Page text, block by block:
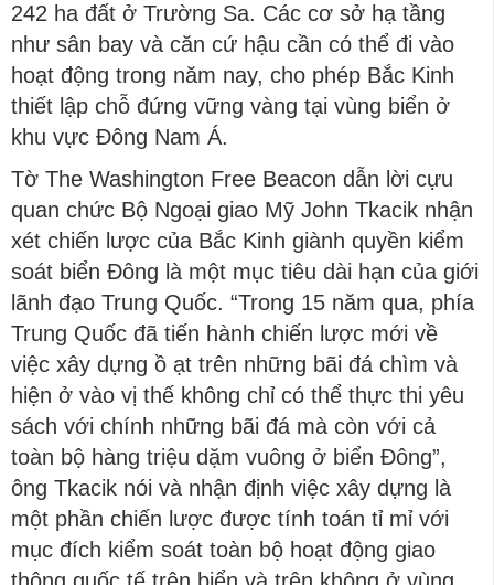
242 ha đất ở Trường Sa. Các cơ sở hạ tầng
như sân bay và căn cứ hậu cần có thể đi vào
hoạt động trong năm nay, cho phép Bắc Kinh
thiết lập chỗ đứng vững vàng tại vùng biển ở
khu vực Đông Nam Á.
Tờ The Washington Free Beacon dẫn lời cựu
quan chức Bộ Ngoại giao Mỹ John Tkacik nhận
xét chiến lược của Bắc Kinh giành quyền kiểm
soát biển Đông là một mục tiêu dài hạn của giới
lãnh đạo Trung Quốc. “Trong 15 năm qua, phía
Trung Quốc đã tiến hành chiến lược mới về
việc xây dựng ồ ạt trên những bãi đá chìm và
hiện ở vào vị thế không chỉ có thể thực thi yêu
sách với chính những bãi đá mà còn với cả
toàn bộ hàng triệu dặm vuông ở biển Đông”,
ông Tkacik nói và nhận định việc xây dựng là
một phần chiến lược được tính toán tỉ mỉ với
mục đích kiểm soát toàn bộ hoạt động giao